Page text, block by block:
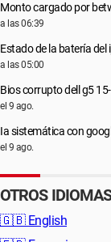
Monto cargado por
a las 06:39
Estado de la batería del
a las 05:00
Bios corrupto dell g5
el 9 ago.
Ia sistemática con
el 9 ago.
OTROS
🇬🇧 English